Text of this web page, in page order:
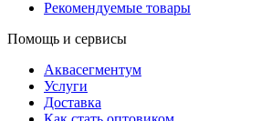
Рекомендуемые товары
Помощь и сервисы
Аквасегментум
Услуги
Доставка